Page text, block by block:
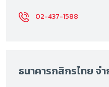
02-437-1588
ธนาคารกสิกรไทย จ